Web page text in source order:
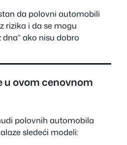
da polovni automobili
rizika i da se mogu
ako nisu dobro
u ovom cenovnom
polovnih automobila
sledeći modeli: